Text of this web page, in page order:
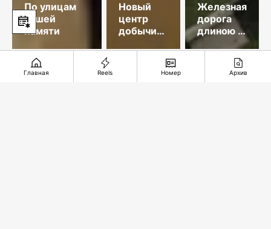
По улицам
нашей
памяти
Новый
центр
добычи
Железная
дорога
длиною в
35 лет
Главная Reels Номер Архив